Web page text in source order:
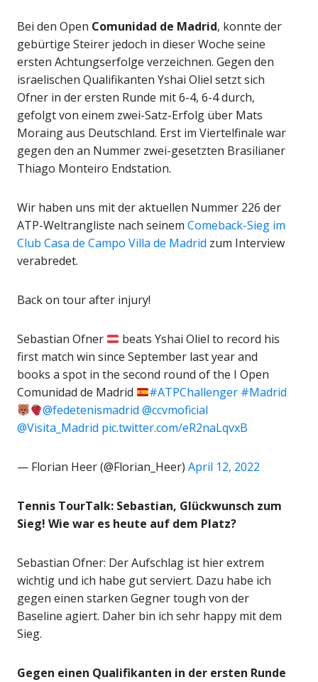
Bei den Open Comunidad de Madrid, konnte der
gebürtige Steirer jedoch in dieser Woche seine
ersten Achtungserfolge verzeichnen. Gegen den
israelischen Qualifikanten Yshai Oliel setzt sich
Ofner in der ersten Runde mit 6-4, 6-4 durch,
gefolgt von einem zwei-Satz-Erfolg über Mats
Moraing aus Deutschland. Erst im Viertelfinale war
gegen den an Nummer zwei-gesetzten Brasilianer
Thiago Monteiro Endstation.
Wir haben uns mit der aktuellen Nummer 226 der
ATP-Weltrangliste nach seinem Comeback-Sieg im
Club Casa de Campo Villa de Madrid zum Interview
verabredet.
Back on tour after injury!
Sebastian Ofner
beats Yshai Oliel to record his
first match win since September last year and
books a spot in the second round of the I Open
Comunidad de Madrid
#ATPChallenger #Madrid
@fedetenismadrid @ccvmoficial
@Visita_Madrid pic.twitter.com/eR2naLqvxB
— Florian Heer (@Florian_Heer) April 12, 2022
Tennis TourTalk: Sebastian, Glückwunsch zum
Sieg! Wie war es heute auf dem Platz?
Sebastian Ofner: Der Aufschlag ist hier extrem
wichtig und ich habe gut serviert. Dazu habe ich
gegen einen starken Gegner tough von der
Baseline agiert. Daher bin ich sehr happy mit dem
Sieg.
Gegen einen Qualifikanten in der ersten Runde